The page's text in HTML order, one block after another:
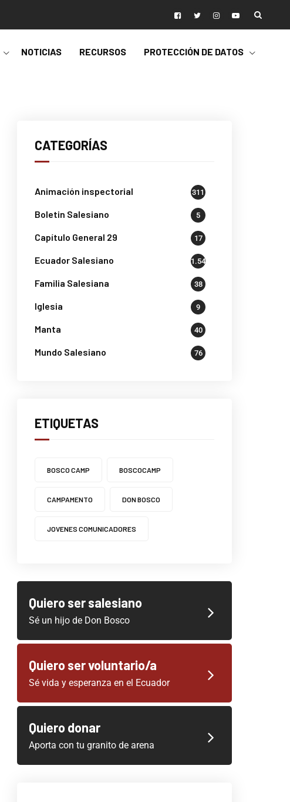
NOTICIAS RECURSOS PROTECCIÓN DE DATOS
CATEGORÍAS
Animación inspectorial 311
Boletin Salesiano 5
Capítulo General 29 17
Ecuador Salesiano 1.541
Familia Salesiana 38
Iglesia 9
Manta 40
Mundo Salesiano 76
ETIQUETAS
BOSCO CAMP BOSCOCAMP
CAMPAMENTO DON BOSCO
JOVENES COMUNICADORES
Quiero ser salesiano
Sé un hijo de Don Bosco
Quiero ser voluntario/a
Sé vida y esperanza en el Ecuador
Quiero donar
Aporta con tu granito de arena